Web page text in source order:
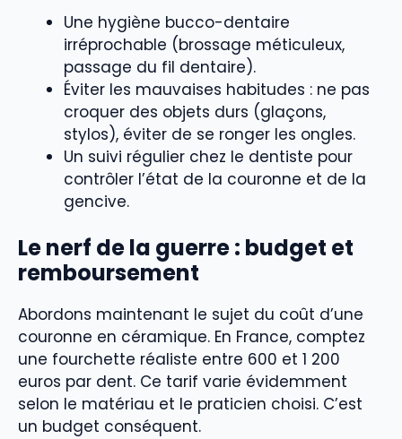
Une hygiène bucco-dentaire
irréprochable (brossage méticuleux,
passage du fil dentaire).
Éviter les mauvaises habitudes : ne pas
croquer des objets durs (glaçons,
stylos), éviter de se ronger les ongles.
Un suivi régulier chez le dentiste pour
contrôler l’état de la couronne et de la
gencive.
Le nerf de la guerre : budget et
remboursement
Abordons maintenant le sujet du coût d’une
couronne en céramique. En France, comptez
une fourchette réaliste entre 600 et 1 200
euros par dent. Ce tarif varie évidemment
selon le matériau et le praticien choisi. C’est
un budget conséquent.